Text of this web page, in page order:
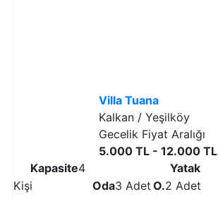
Villa Tuana
Kalkan / Yeşilköy
Gecelik Fiyat Aralığı
5.000 TL - 12.000 TL
Kapasite4
Kişi
Oda3 Adet
Yatak
O.2 Adet